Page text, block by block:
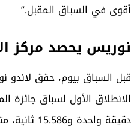
أقوى في السباق المقبل.”
نوريس يحصد مركز
قبل السباق بيوم، حقق لاندو
الانطلاق الأول لسباق
دقيقة